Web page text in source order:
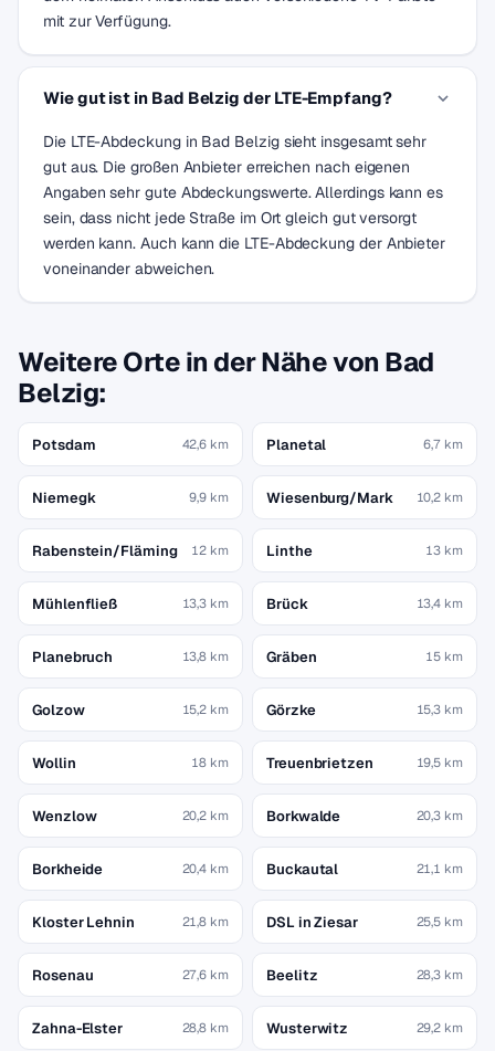
mit zur Verfügung.
Wie gut ist in Bad Belzig der LTE-Empfang?
Die LTE-Abdeckung in Bad Belzig sieht insgesamt sehr
gut aus. Die großen Anbieter erreichen nach eigenen
Angaben sehr gute Abdeckungswerte. Allerdings kann es
sein, dass nicht jede Straße im Ort gleich gut versorgt
werden kann. Auch kann die LTE-Abdeckung der Anbieter
voneinander abweichen.
Weitere Orte in der Nähe von Bad
Belzig:
Potsdam 42,6 km Planetal 6,7 km
Niemegk 9,9 km Wiesenburg/Mark 10,2 km
Rabenstein/Fläming 12 km Linthe 13 km
Mühlenfließ 13,3 km Brück 13,4 km
Planebruch 13,8 km Gräben 15 km
Golzow 15,2 km Görzke 15,3 km
Wollin 18 km Treuenbrietzen 19,5 km
Wenzlow 20,2 km Borkwalde 20,3 km
Borkheide 20,4 km Buckautal 21,1 km
Kloster Lehnin 21,8 km DSL in Ziesar 25,5 km
Rosenau 27,6 km Beelitz 28,3 km
Zahna-Elster 28,8 km Wusterwitz 29,2 km